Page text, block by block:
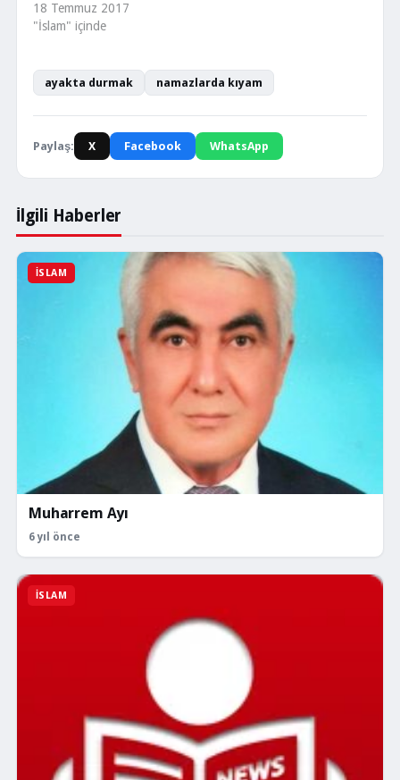
18 Temmuz 2017
"İslam" içinde
ayakta durmak namazlarda kıyam
Paylaş: X Facebook WhatsApp
İlgili Haberler
İSLAM
Muharrem Ayı
6 yıl önce
İSLAM